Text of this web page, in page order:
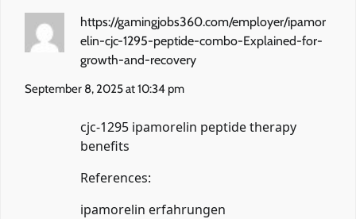
https://gamingjobs360.com/employer/ipamor
elin-cjc-1295-peptide-combo-Explained-for-
growth-and-recovery
September 8, 2025 at 10:34 pm
cjc-1295 ipamorelin peptide therapy
benefits
References:
ipamorelin erfahrungen